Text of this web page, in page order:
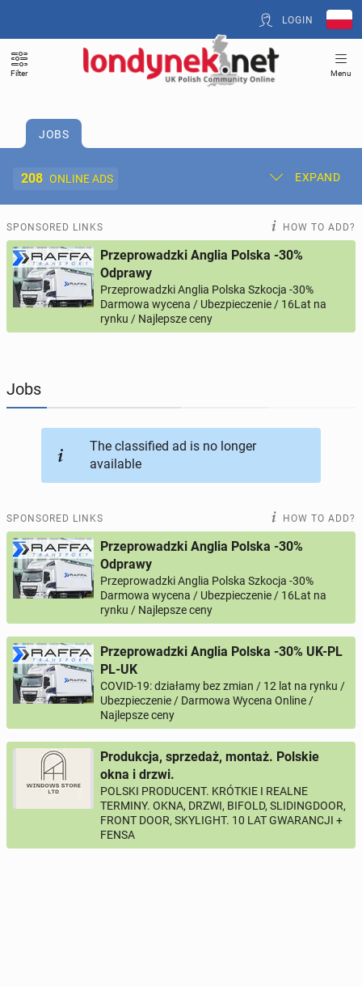
LOGIN
Filter Menu
JOBS
208 ONLINE ADS EXPAND
Post New Ad My Ads
Offer and Adverts Price
ACCOMMODATION 270online ads
BUSINESS
AUTOMOTIVE 12online ads
PERSONALS
SPONSORED LINKS HOW TO ADD?
Przeprowadzki Anglia Polska -30%
Odprawy
Przeprowadzki Anglia Polska Szkocja -30%
Darmowa wycena / Ubezpieczenie / 16Lat na
rynku / Najlepsze ceny
Jobs
The classified ad is no longer
available
SPONSORED LINKS HOW TO ADD?
Przeprowadzki Anglia Polska -30%
Odprawy
Przeprowadzki Anglia Polska Szkocja -30%
Darmowa wycena / Ubezpieczenie / 16Lat na
rynku / Najlepsze ceny
Przeprowadzki Anglia Polska -30% UK-PL
PL-UK
COVID-19: działamy bez zmian / 12 lat na rynku /
Ubezpieczenie / Darmowa Wycena Online /
Najlepsze ceny
Produkcja, sprzedaż, montaż. Polskie
okna i drzwi.
POLSKI PRODUCENT. KRÓTKIE I REALNE
TERMINY. OKNA, DRZWI, BIFOLD, SLIDINGDOOR,
FRONT DOOR, SKYLIGHT. 10 LAT GWARANCJI +
FENSA